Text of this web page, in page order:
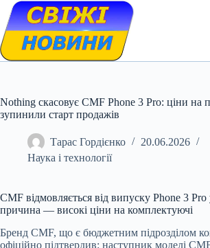
Skip
content
Nothing скасовує CMF Phone 3 Pro: ціни на
зупинили старт продажів
Тарас Гордієнко
20.06.2026
Наука і технології
CMF відмовляється від випуску Phone 3 Pro
причина — високі ціни на комплектуючі
Бренд CMF, що є бюджетним підрозділом
офіційно підтвердив: наступник моделі